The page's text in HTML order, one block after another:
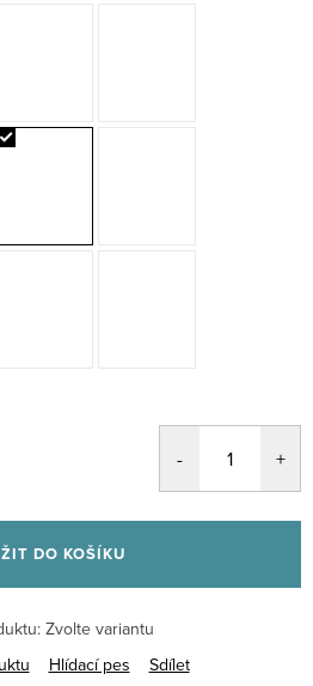
DO KOŠÍKU
Zvolte variantu
Hlídací pes Sdílet